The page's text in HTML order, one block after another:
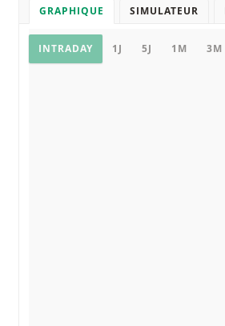
GRAPHIQUE SIMULATEUR
Graphique
INTRADAY 1J 5J 1M 3M